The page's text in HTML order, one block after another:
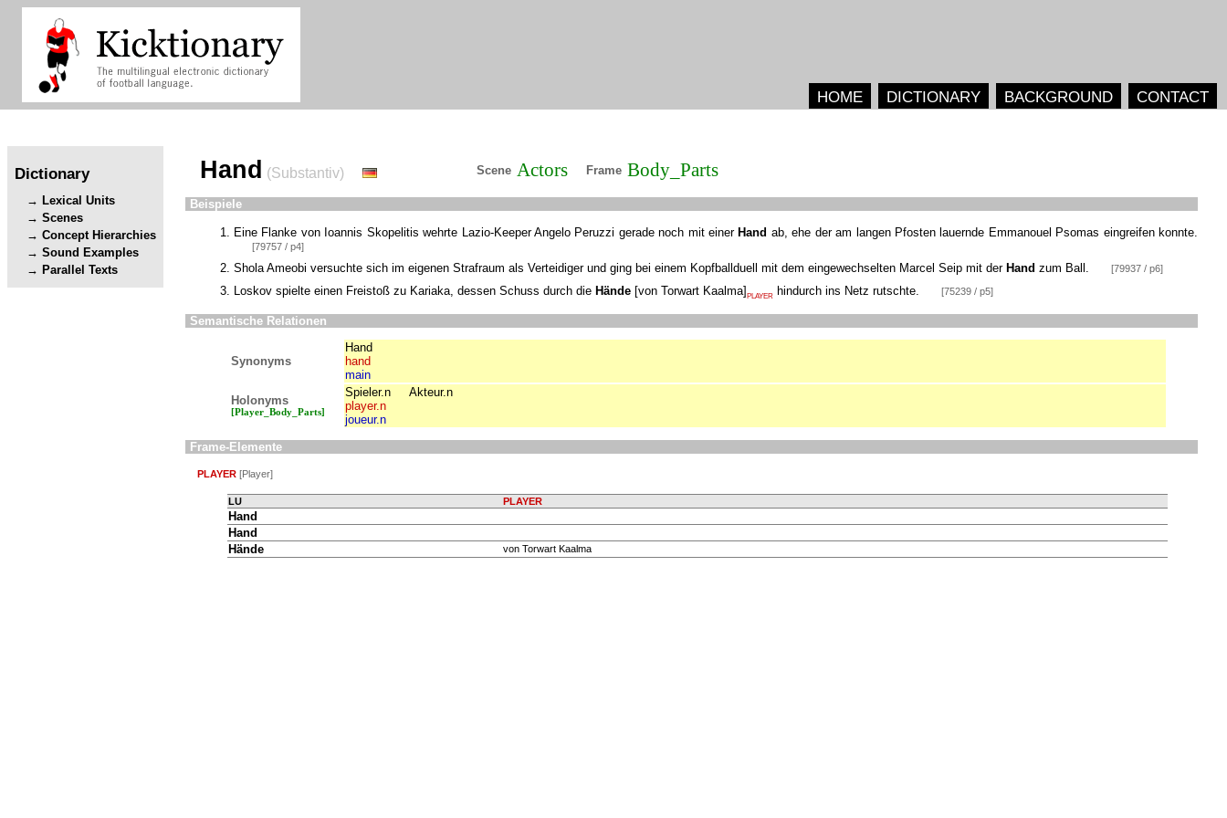
HOME DICTIONARY BACKGROUND CONTACT
Dictionary
Lexical Units
Scenes
Concept Hierarchies
Sound Examples
Parallel Texts
Hand (Substantiv) Scene Actors Frame Body_Parts
Beispiele
Eine Flanke von Ioannis Skopelitis wehrte Lazio-Keeper Angelo Peruzzi gerade noch mit einer Hand ab, ehe der am langen Pfosten lauernde Emmanouel Psomas eingreifen konnte.
[79757 / p4]
Shola Ameobi versuchte sich im eigenen Strafraum als Verteidiger und ging bei einem Kopfballduell mit dem eingewechselten Marcel Seip mit der Hand zum Ball. [79937 / p6]
Loskov spielte einen Freistoß zu Kariaka, dessen Schuss durch die Hände [von Torwart Kaalma]PLAYER hindurch ins Netz rutschte. [75239 / p5]
Semantische Relationen
Synonyms
Hand
hand
main
Holonyms
[Player_Body_Parts]
Spieler.n
Akteur.n
player.n
joueur.n
Frame-Elemente
PLAYER [Player]
LU PLAYER
Hand
Hand
Hände
von Torwart Kaalma